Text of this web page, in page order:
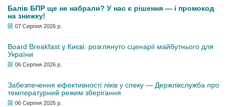
Балів БПР ще не набрали? У нас є рішення — і промокод
на знижку!
07 Серпня 2026 р.
Board Breakfast у Києві: розглянуто сценарії майбутнього для
України
06 Серпня 2026 р.
Забезпечення ефективності ліків у спеку — Держлікслужба про
температурний режим зберігання
06 Серпня 2026 р.